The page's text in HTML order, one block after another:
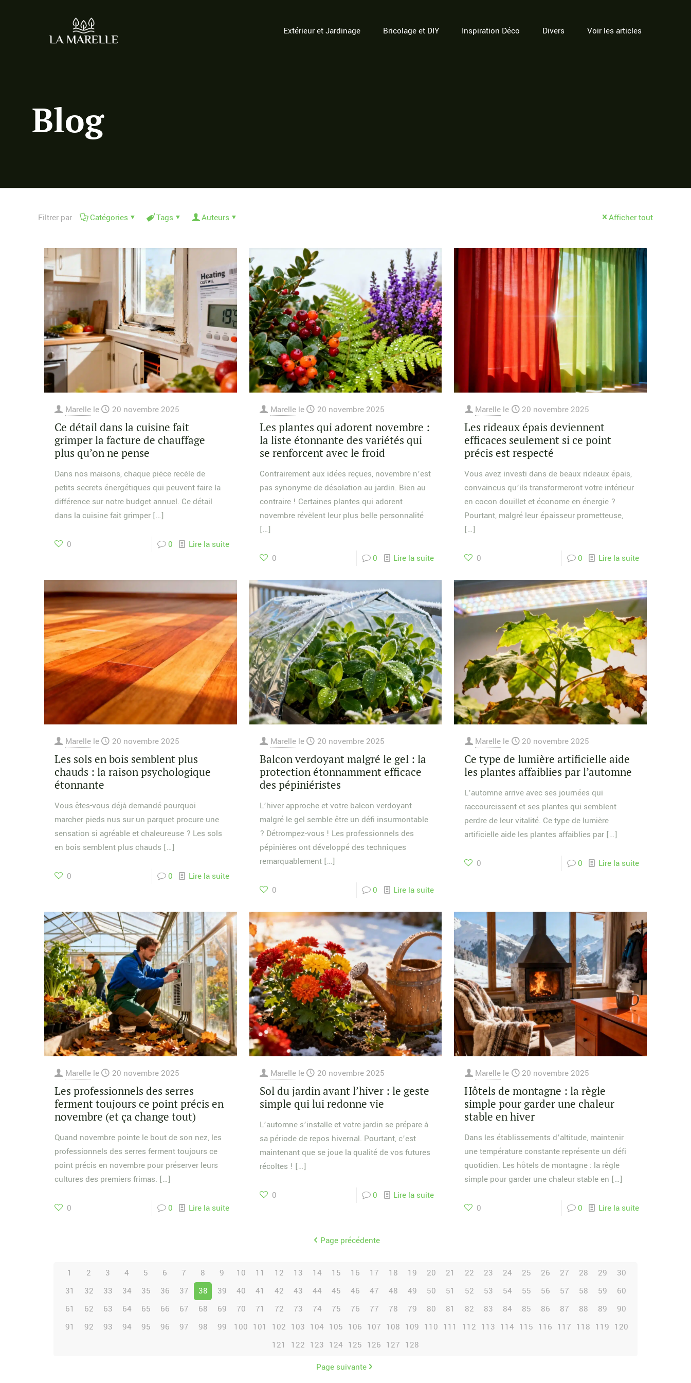
Extérieur et Jardinage Bricolage et DIY Inspiration Déco Divers Voir les articles
Blog
Filtrer par Catégories Tags Auteurs Afficher tout
Marelle le 20 novembre 2025
Ce détail dans la cuisine fait
grimper la facture de chauffage
plus qu’on ne pense
Dans nos maisons, chaque pièce recèle de
petits secrets énergétiques qui peuvent faire la
différence sur notre budget annuel. Ce détail
dans la cuisine fait grimper[…]
0 0 Lire la suite
Marelle le 20 novembre 2025
Les plantes qui adorent novembre :
la liste étonnante des variétés qui
se renforcent avec le froid
Contrairement aux idées reçues, novembre n’est
pas synonyme de désolation au jardin. Bien au
contraire ! Certaines plantes qui adorent
novembre révèlent leur plus belle personnalité
[…]
0 0 Lire la suite
Marelle le 20 novembre 2025
Les rideaux épais deviennent
efficaces seulement si ce point
précis est respecté
Vous avez investi dans de beaux rideaux épais,
convaincus qu’ils transformeront votre intérieur
en cocon douillet et économe en énergie ?
Pourtant, malgré leur épaisseur prometteuse,
[…]
0 0 Lire la suite
Marelle le 20 novembre 2025
Les sols en bois semblent plus
chauds : la raison psychologique
étonnante
Vous êtes-vous déjà demandé pourquoi
marcher pieds nus sur un parquet procure une
sensation si agréable et chaleureuse ? Les sols
en bois semblent plus chauds […]
0 0 Lire la suite
Marelle le 20 novembre 2025
Balcon verdoyant malgré le gel : la
protection étonnamment efficace
des pépiniéristes
L’hiver approche et votre balcon verdoyant
malgré le gel semble être un défi insurmontable
? Détrompez-vous ! Les professionnels des
pépinières ont développé des techniques
remarquablement[…]
0 0 Lire la suite
Marelle le 20 novembre 2025
Ce type de lumière artificielle aide
les plantes affaiblies par l’automne
L’automne arrive avec ses journées qui
raccourcissent et ses plantes qui semblent
perdre de leur vitalité. Ce type de lumière
artificielle aide les plantes affaiblies par […]
0 0 Lire la suite
Marelle le 20 novembre 2025
Les professionnels des serres
ferment toujours ce point précis en
novembre (et ça change tout)
Quand novembre pointe le bout de son nez, les
professionnels des serres ferment toujours ce
point précis en novembre pour préserver leurs
cultures des premiers frimas. […]
0 0 Lire la suite
Marelle le 20 novembre 2025
Sol du jardin avant l’hiver : le geste
simple qui lui redonne vie
L’automne s’installe et votre jardin se prépare à
sa période de repos hivernal. Pourtant, c’est
maintenant que se joue la qualité de vos futures
récoltes ! […]
0 0 Lire la suite
Marelle le 20 novembre 2025
Hôtels de montagne : la règle
simple pour garder une chaleur
stable en hiver
Dans les établissements d’altitude, maintenir
une température constante représente un défi
quotidien. Les hôtels de montagne : la règle
simple pour garder une chaleur stable en […]
0 0 Lire la suite
Page précédente
1 2 3 4 5 6 7 8 9 10 11 12 13 14 15 16 17 18 19 20 21 22 23 24 25 26 27 28 29
30
31
32 33 34 35 36 37 38 39 40 41 42 43 44 45 46 47 48 49 50 51 52 53 54 55 56 57 58 59
60
61
62 63 64 65 66 67 68 69 70 71 72 73 74 75 76 77 78 79 80 81 82 83 84 85 86 87 88 89
90
91
92 93 94 95 96 97 98 99 100 101 102 103 104 105 106 107 108 109 110 111 112 113 114 115 116 117 118 119 120
121
122 123 124 125 126 127 128
Page suivante